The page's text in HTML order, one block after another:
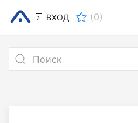
ВХОД (0)